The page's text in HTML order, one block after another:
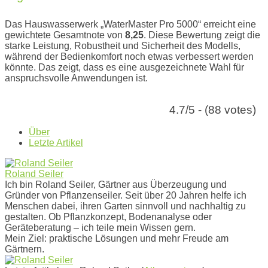
Das Hauswasserwerk „WaterMaster Pro 5000“ erreicht eine
gewichtete Gesamtnote von 8,25. Diese Bewertung zeigt die
starke Leistung, Robustheit und Sicherheit des Modells,
während der Bedienkomfort noch etwas verbessert werden
könnte. Das zeigt, dass es eine ausgezeichnete Wahl für
anspruchsvolle Anwendungen ist.
4.7/5 - (88 votes)
Über
Letzte Artikel
Roland Seiler
Ich bin Roland Seiler, Gärtner aus Überzeugung und
Gründer von Pflanzenseiler. Seit über 20 Jahren helfe ich
Menschen dabei, ihren Garten sinnvoll und nachhaltig zu
gestalten. Ob Pflanzkonzept, Bodenanalyse oder
Geräteberatung – ich teile mein Wissen gern.
Mein Ziel: praktische Lösungen und mehr Freude am
Gärtnern.